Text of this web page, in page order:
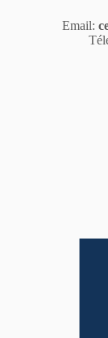
Email: